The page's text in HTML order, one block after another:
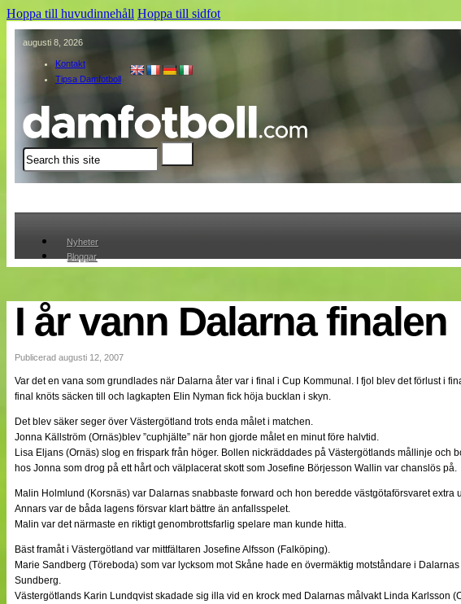
Hoppa till huvudinnehåll Hoppa till sidfot
augusti 8, 2026
Kontakt
Tipsa Damfotboll
Sök
Nyheter
Bloggar
Cuper
Medlemmar
Medlemsbilder
Om oss
Nyheter
Bloggar
Lagen
Webb-TV
Cuper
Medlemmar
Medlemsbilder
Till klubbkassan
Om oss
NÄTverket
Split vision
I år vann Dalarna finalen
Publicerad augusti 12, 2007
Var det en vana som grundlades när Dalarna åter var i final i Cup Kommunal. I fjol blev det förlust i
final knöts säcken till och lagkapten Elin Nyman fick höja bucklan i skyn.
Det blev säker seger över Västergötland trots enda målet i matchen.
Jonna Källström (Ornäs)blev ”cuphjälte” när hon gjorde målet en minut före halvtid.
Lisa Eljans (Ornäs) slog en frispark från höger. Bollen nickräddades på Västergötlands mållinje och
hos Jonna som drog på ett hårt och välplacerat skott som Josefine Börjesson Wallin var chanslös på.
Malin Holmlund (Korsnäs) var Dalarnas snabbaste forward och hon beredde västgötaförsvaret extra
Annars var de båda lagens försvar klart bättre än anfallsspelet.
Malin var det närmaste en riktigt genombrottsfarlig spelare man kunde hitta.
Bäst framåt i Västergötland var mittfältaren Josefine Alfsson (Falköping).
Marie Sandberg (Töreboda) som var lycksom mot Skåne hade en övermäktig motståndare i
Sundberg.
Västergötlands Karin Lundqvist skadade sig illa vid en krock med Dalarnas målvakt Linda Karlsson